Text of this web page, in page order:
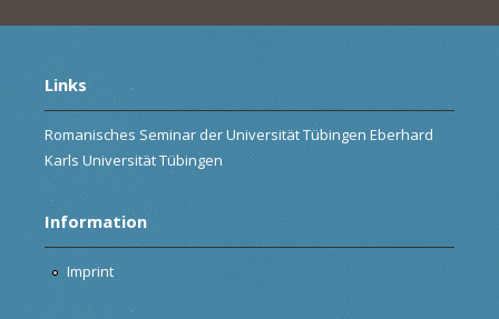
Links
Romanisches Seminar der Universität Tübingen Eberhard
Karls Universität Tübingen
Information
Imprint